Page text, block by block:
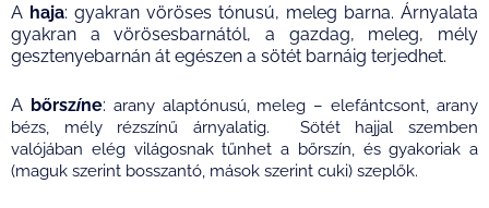
A haja: gyakran vöröses tónusú, meleg barna. Árnyalata
gyakran a vörösesbarnától, a gazdag, meleg, mély
gesztenyebarnán át egészen a sötét barnáig terjedhet.
A bőrszíne: arany alaptónusú, meleg – elefántcsont, arany
bézs, mély rézszínű árnyalatig. Sötét hajjal szemben
valójában elég világosnak tűnhet a bőrszín, és gyakoriak a
(maguk szerint bosszantó, mások szerint cuki) szeplők.